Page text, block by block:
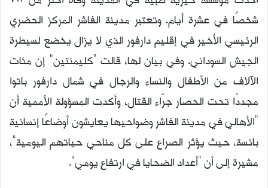
شخصًا في عشرة أيام. وتعتبر مدينة الفاشر المركز الحضري
الرئيسي الأخير في إقليم دارفور الذي لا يزال يخضع لسيطرة
الجيش السوداني. وفي بيان لها، قالت “كليمنتين” إن مئات
الآلاف من الأطفال والنساء والرجال في شمال دارفور باتوا
مجددًا تحت الحصار جرّاء القتال، وأكدت المسؤولة الأممية أن
“الأهالي في مدينة الفاشر وضواحيها يعايشون أوضاعًا إنسانية
بائسة، حيث يؤثر الصراع على كل مناحي حياتهم اليومية”،
مشيرة إلى أن “أعداد الضحايا في ارتفاع يومي”.